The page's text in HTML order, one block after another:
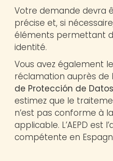
Votre demande devra
précise et, si
éléments permettant
identité.
Vous avez également
réclamation auprès de
de Protección de Datos
estimez que le
n’est pas conforme à
applicable. L’AEPD est
compétente en